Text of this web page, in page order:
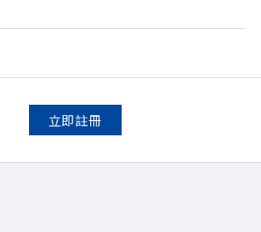
詩級的法規鬆綁與資金浪潮。 本集《遠
理大躍進！台灣憑什麼挑戰亞太金融重
君雅 +++++ 💰更多專題導覽
bit.ly/38jNi9k Powered by Firstory
立即註冊